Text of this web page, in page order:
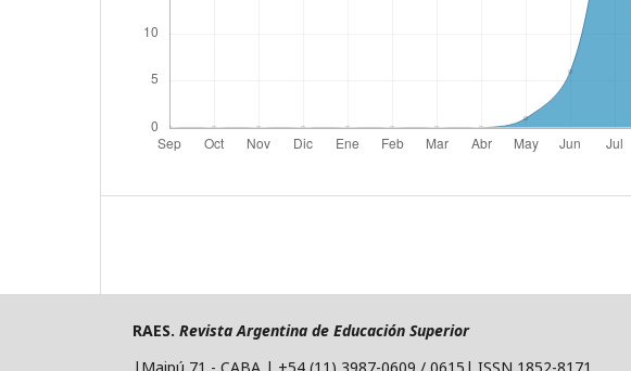
RAES. Revista Argentina de Educación Superior